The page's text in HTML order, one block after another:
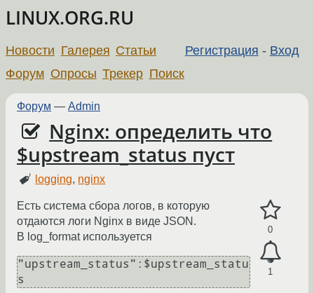
LINUX.ORG.RU
Регистрация - Вход
Новости Галерея Статьи
Форум Опросы Трекер Поиск
Форум — Admin
Nginx: определить что
$upstream_status пуст
logging, nginx
0
1
Есть система сбора логов, в которую
отдаются логи Nginx в виде JSON.
В log_format используется
"upstream_status":$upstream_statu
s